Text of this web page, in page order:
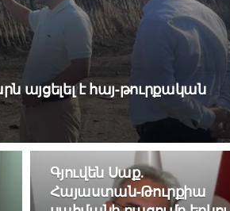
այցելել է հայ-թուրքական
Գյուվեն Սաք․
Հայաստան-Թուրքիա